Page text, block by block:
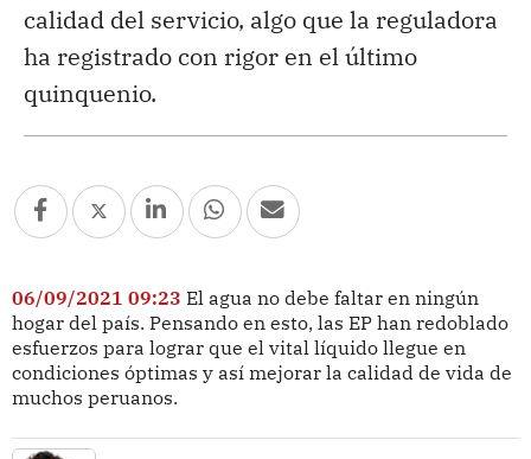
calidad del servicio, algo que la reguladora
ha registrado con rigor en el último
quinquenio.
06/09/2021 09:23 El agua no debe faltar en ningún
hogar del país. Pensando en esto, las EP han redoblado
esfuerzos para lograr que el vital líquido llegue en
condiciones óptimas y así mejorar la calidad de vida de
muchos peruanos.